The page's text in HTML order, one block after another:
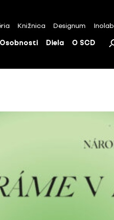
Knižnica Designum Inolab
Osobnosti Diela O SCD